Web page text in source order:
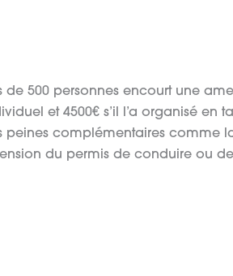
de 500 personnes encourt une
et 4500€ s’il l’a organisé en
peines complémentaires comme
du permis de conduire ou